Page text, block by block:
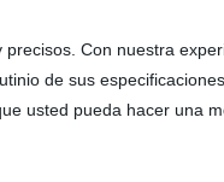
Con nuestra
de sus
usted pueda hacer una